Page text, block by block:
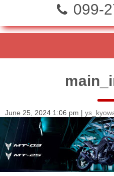
099-
June 25, 2024 1:06 pm